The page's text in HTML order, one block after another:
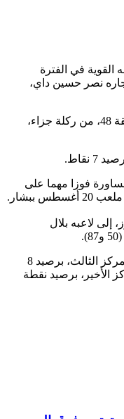
في الفترة
جاره نصر حسين داي،
وأحرز ثنائية بلكور، حمزة بلحول في الدقيقة 48، من ركلة جزاء،
نقاط.
فوزا مهما على
ببشار.
إلى لاعبه بلال
وبهذا الانتصار، أصبح شبيبة السّاورة في المركز الثالث، برصيد 8
الأخير، برصيد نقطة